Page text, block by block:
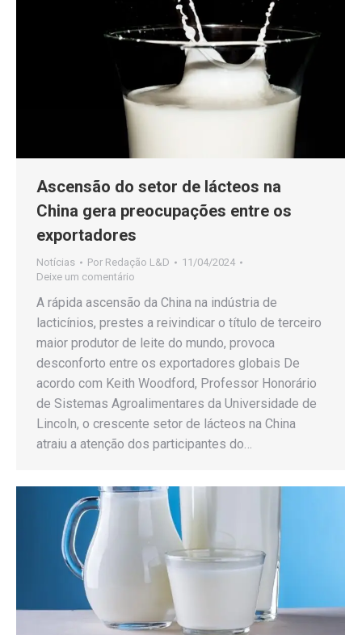
Ascensão do setor de lácteos na
China gera preocupações entre os
exportadores
Notícias Por Redação L&D
11/04/2024
Deixe um comentário
A rápida ascensão da China na indústria de
lacticínios, prestes a reivindicar o título de terceiro
maior produtor de leite do mundo, provoca
desconforto entre os exportadores globais De
acordo com Keith Woodford, Professor Honorário
de Sistemas Agroalimentares da Universidade de
Lincoln, o crescente setor de lácteos na China
atraiu a atenção dos participantes do…